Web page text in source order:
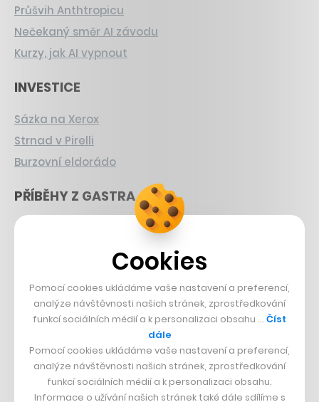
Průšvih Anthtropicu
Nečekaný směr AI závodu
Kurzy, jak AI vypnout
INVESTICE
Sázka na Xerox
Strnad v Pirelli
Burzovní eldorádo
PŘÍBĚHY Z GASTRA
Boční projekt, co se zvrtnul
Francouzský šéfkuchař na Šumavě
Dva golfisti, co pečou
DESIGN
Originální hodinky
Nábytek z betonu
Cookies
Pomocí cookies ukládáme vaše nastavení a preferencí,
analýze návštěvnosti našich stránek, zprostředkování
funkcí sociálních médií a k personalizaci obsahu … Číst
dále
Pomocí cookies ukládáme vaše nastavení a preferencí,
analýze návštěvnosti našich stránek, zprostředkování
funkcí sociálních médií a k personalizaci obsahu.
Informace o užívání našich stránek také dále sdílíme s